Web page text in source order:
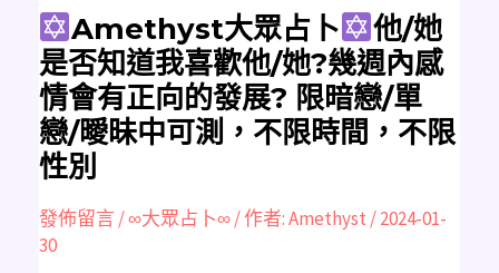
Amethyst大眾占卜
他/她
是否知道我喜歡他/她?幾週內感
情會有正向的發展? 限暗戀/單
戀/曖昧中可測，不限時間，不限
性別
發佈留言/∞大眾占卜∞/ 作者:Amethyst /2024-01-
30
她?
幾
週
內
感
情
會
有
正
向
的
展?
限